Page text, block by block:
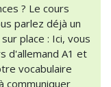
? Le cours
parlez déjà un
place : Ici, vous
d'allemand A1 et
vocabulaire
communiquer